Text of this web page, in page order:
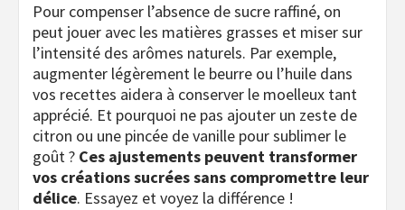
Pour compenser l’absence de sucre raffiné, on
peut jouer avec les matières grasses et miser sur
l’intensité des arômes naturels. Par exemple,
augmenter légèrement le beurre ou l’huile dans
vos recettes aidera à conserver le moelleux tant
apprécié. Et pourquoi ne pas ajouter un zeste de
citron ou une pincée de vanille pour sublimer le
goût ? Ces ajustements peuvent transformer
vos créations sucrées sans compromettre leur
délice. Essayez et voyez la différence !